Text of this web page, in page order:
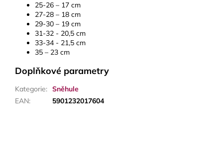
25-26 – 17 cm
27-28 – 18 cm
29-30 – 19 cm
31-32 - 20,5 cm
33-34 - 21,5 cm
35 – 23 cm
Doplňkové parametry
Kategorie: Sněhule
EAN: 5901232017604